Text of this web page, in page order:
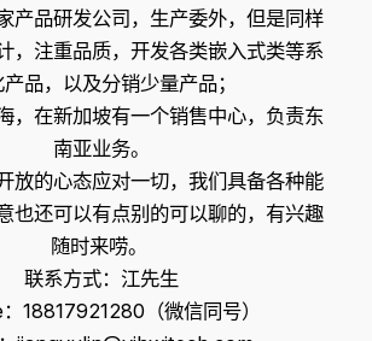
产品研发公司，生产委外，但是同样
，注重品质，开发各类嵌入式类等系
品，以及分销少量产品；
，在新加坡有一个销售中心，负责东
南亚业务。
放的心态应对一切，我们具备各种能
也还可以有点别的可以聊的，有兴趣
随时来唠。
联系方式：江先生
18817921280（微信同号）